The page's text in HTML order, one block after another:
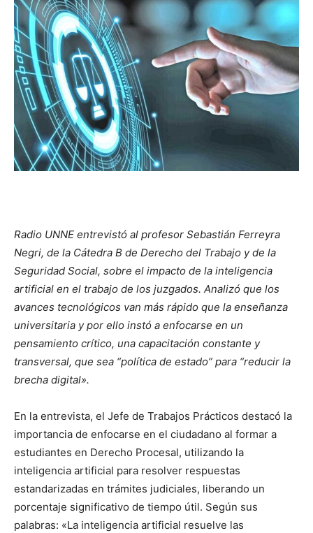
Radio UNNE entrevistó al profesor Sebastián Ferreyra
Negri, de la Cátedra B de Derecho del Trabajo y de la
Seguridad Social, sobre el impacto de la inteligencia
artificial en el trabajo de los juzgados. Analizó que los
avances tecnológicos van más rápido que la enseñanza
universitaria y por ello instó a enfocarse en un
pensamiento crítico, una capacitación constante y
transversal, que sea “política de estado” para “reducir la
brecha digital».
En la entrevista, el Jefe de Trabajos Prácticos destacó la
importancia de enfocarse en el ciudadano al formar a
estudiantes en Derecho Procesal, utilizando la
inteligencia artificial para resolver respuestas
estandarizadas en trámites judiciales, liberando un
porcentaje significativo de tiempo útil. Según sus
palabras: «La inteligencia artificial resuelve las